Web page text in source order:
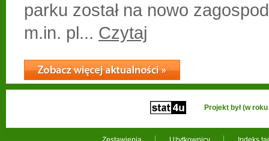
parku został na nowo
m.in. pl... Czytaj
Projekt był (w